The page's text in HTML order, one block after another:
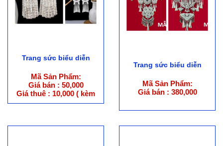
Trang sức biểu diễn
Mã Sản Phẩm:
Giá bán : 50,000
Giá thuê : 10,000 ( kèm
trang phục )
Trang sức biểu diễn
Mã Sản Phẩm:
Giá bán : 380,000